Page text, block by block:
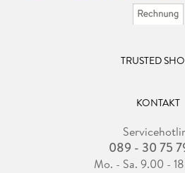
TRUSTED
KONTAKT
089 - 30 75
Mo. - Sa. 9.00 -